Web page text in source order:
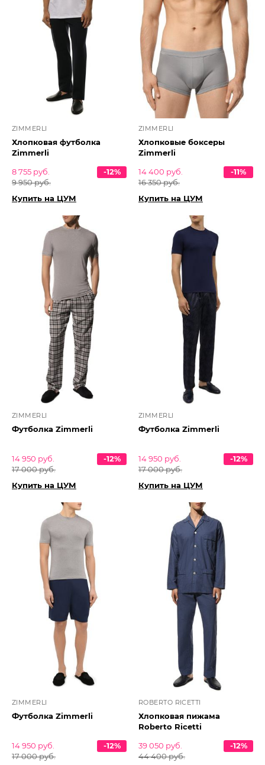
ZIMMERLI
Хлопковая футболка
Zimmerli
8 755 руб.
9 950 руб.
-12%
Купить на ЦУМ
ZIMMERLI
Хлопковые боксеры
Zimmerli
14 400 руб.
16 350 руб.
-11%
Купить на ЦУМ
ZIMMERLI
Футболка Zimmerli
14 950 руб.
17 000 руб.
-12%
Купить на ЦУМ
ZIMMERLI
Футболка Zimmerli
14 950 руб.
17 000 руб.
-12%
Купить на ЦУМ
ZIMMERLI
Футболка Zimmerli
14 950 руб.
17 000 руб.
-12%
ROBERTO RICETTI
Хлопковая пижама
Roberto Ricetti
39 050 руб.
44 400 руб.
-12%